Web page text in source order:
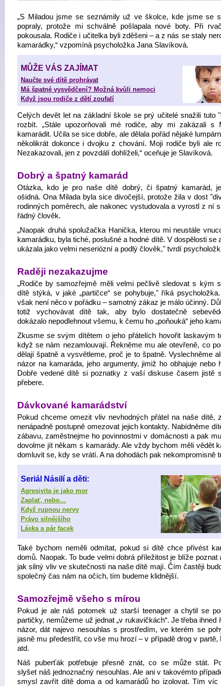
„S Miladou jsme se seznámily už ve školce, kde jsme se
popraly, protože mi schválně pošlapala nové boty. Při
pokousala. Rodiče i učitelka byli zděšeni – a z nás se staly
kamarádky,“ vzpomíná psycholožka Jana Slavíková.
MŮŽE VÁS ZAJÍMAT
Naučte své dítě prohrávat
Má špatné vysvědčení? Možná kvůli nemoci
Když jsou rodiče z dětí zoufalí
Celých devět let na základní škole se prý učitelé snažili tuto
rozbít. „Stále upozorňovali mé rodiče, aby mi zakázali s
kamarádit. Učila se sice dobře, ale dělala pořád nějaké
několikrát dokonce i dvojku z chování. Moji rodiče byli ale
Nezakazovali, jen z povzdálí dohlíželi,“ oceňuje je Slavíková.
Dobrý a špatný kamarád
Otázka, kdo je pro naše dítě dobrý, či špatný kamarád,
ošidná. Ona Milada byla sice divočejší, protože žila v dost
rodinných poměrech, ale nakonec vystudovala a vyrostl z ní
řádný člověk.
„Naopak druhá spolužačka Hanička, kterou mi neustále
kamarádku, byla tiché, poslušné a hodné dítě. V dospělosti se
ukázala jako velmi neseriózní a podlý člověk," tvrdí
Raději nezakazujme
„Rodiče by samozřejmě měli velmi pečlivě sledovat s kým
dítě stýká, v jaké „partičce“ se pohybuje," říká
však není něco v pořádku – samotný zákaz je málo účinný.
totiž vychovávat dítě tak, aby bylo dostatečně
dokázalo nepodlehnout všemu, k čemu ho „poňouká“ jeho
Zkusme se svým dítětem o jeho přátelích hovořit laskavým
když se nám nezamlouvají. Řekněme mu ale otevřeně, co
dělají špatně a vysvětleme, proč je to špatně. Vyslechněme
názor na kamaráda, jeho argumenty, jimiž ho obhajuje nebo
Dobře vedené dítě si poznatky z vaší diskuse časem jistě
přebere.
Dávkované kamarádství
Pokud chceme omezit vliv nevhodných přátel na naše dítě,
nenápadně postupně omezovat jejich kontakty. Nabídněme
zábavu, zaměstnejme ho povinnostmi v domácnosti a pak
dovolme jít někam s kamarády. Ale vždy bychom měli vědět
domluvit se, kdy se vrátí. A na dohodách pak nekompromisně
Seriál Násilí a děti:
Agresivita je jako mor
Zaplať, nebo…
Když rupnou nervy
Právo silnějšího
Láska a pár facek
Také bychom neměli odmítat, pokud si dítě chce přivést
domů. Naopak. To bude velmi dobrá příležitost je blíže poznat
jak silný vliv ve skutečnosti na naše dítě mají. Čím častěji
společný čas nám na očích, tím budeme klidnější.
Samozřejmě všeho s mírou
Pokud je ale náš potomek už starší teenager a chytil se
partičky, nemůžeme už jednat „v rukavičkách“. Je třeba ihned
názor, dát najevo nesouhlas s prostředím, ve kterém se
jasně mu předestřít, co vše mu hrozí – v případě drog v partě,
atd.
Náš puberťák potřebuje přesně znát, co se může stát.
slyšet náš jednoznačný nesouhlas. Ale ani v takovémto
smysl zavřít dítě doma a od kamarádů ho izolovat. Tím víc